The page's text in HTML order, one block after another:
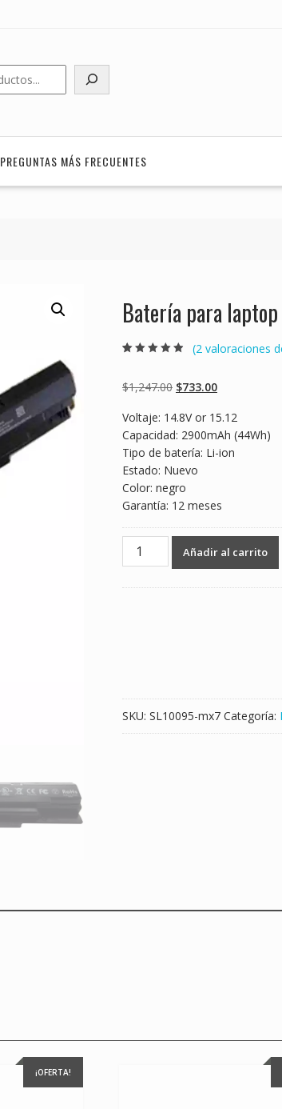
PREGUNTAS MÁS FRECUENTES
Batería para
basado en
puntuaciones
(2 valoraciones
$1,247.00 Original
was:
$1,247.00.
$733.00Current
is:
$733.00.
Voltaje: 14.8V or 15.12
Capacidad: 2900mAh (44Wh)
Tipo de batería: Li-ion
Estado: Nuevo
Color: negro
Garantía: 12 meses
Batería
para
Añadir al carrito
SKU: SL10095-mx7 Categoría:
¡OFERTA!